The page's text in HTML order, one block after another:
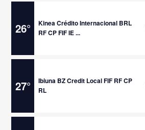
26°
Kinea Crédito Internacional BRL
RF CP FIF IE ...
27°
Ibiuna BZ Credit Local FIF RF CP
RL